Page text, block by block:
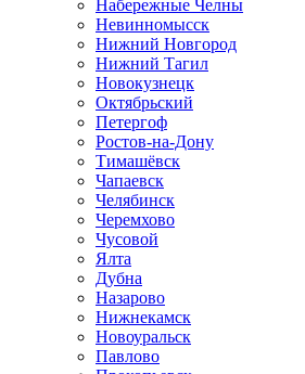
Набережные Челны
Невинномысск
Нижний Новгород
Нижний Тагил
Новокузнецк
Октябрьский
Петергоф
Ростов-на-Дону
Тимашёвск
Чапаевск
Челябинск
Черемхово
Чусовой
Ялта
Дубна
Назарово
Нижнекамск
Новоуральск
Павлово